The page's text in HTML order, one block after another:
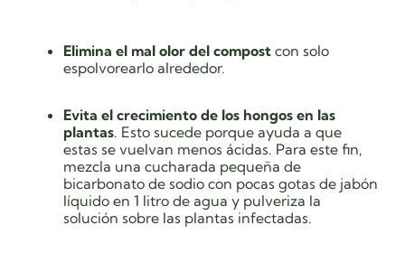
Elimina el mal olor del compost con solo
espolvorearlo alrededor.
Evita el crecimiento de los hongos en las
plantas. Esto sucede porque ayuda a que
estas se vuelvan menos ácidas. Para este fin,
mezcla una cucharada pequeña de
bicarbonato de sodio con pocas gotas de jabón
líquido en 1 litro de agua y pulveriza la
solución sobre las plantas infectadas.